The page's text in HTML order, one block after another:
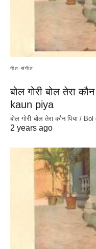
गीत-संगीत
बोल गोरी बोल तेरा
kaun piya
बोल गोरी बोल तेरा कौन पिया /
2 years ago